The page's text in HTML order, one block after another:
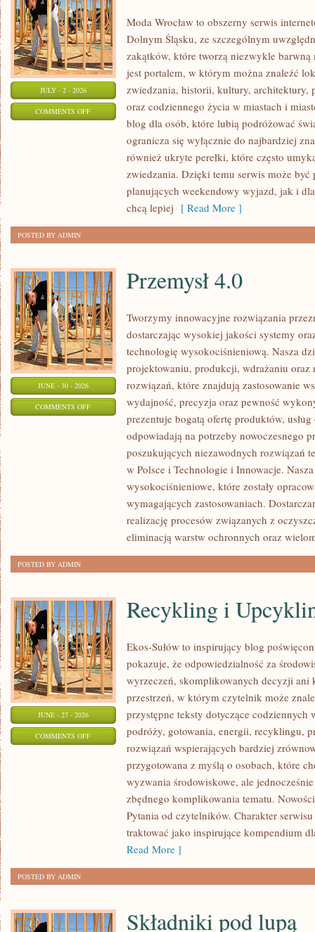
JULY - 2 - 2026
COMMENTS OFFON
WOJEWÓDZTWO
DOLNOŚLĄSKIE
Moda Wrocław to obszerny serwis
Dolnym Śląsku, ze szczególnym
zakątków, które tworzą niezwykle barwną
jest portalem, w którym można znaleźć
zwiedzania, historii, kultury, architektury,
oraz codziennego życia w miastach i
blog dla osób, które lubią podróżować
ogranicza się wyłącznie do najbardziej
również ukryte perełki, które często
zwiedzania. Dzięki temu serwis może
planujących weekendowy wyjazd, jak i
chcą lepiej [ Read More ]
POSTED BY ADMIN
JUNE - 30 - 2026
COMMENTS OFFON
PRZEMYSŁ
Przemysł 4.0
Tworzymy innowacyjne rozwiązania
dostarczając wysokiej jakości systemy
technologię wysokociśnieniową. Nasza
projektowaniu, produkcji, wdrażaniu oraz
rozwiązań, które znajdują zastosowanie
wydajność, precyzja oraz pewność
prezentuje bogatą ofertę produktów,
odpowiadają na potrzeby nowoczesnego
poszukujących niezawodnych rozwiązań
w Polsce i Technologie i Innowacje.
wysokociśnieniowe, które zostały
wymagających zastosowaniach.
realizację procesów związanych z
eliminacją warstw ochronnych oraz
POSTED BY ADMIN
JUNE - 27 - 2026
COMMENTS OFFON
RECYKLING
UPCYKLING
Recykling i
Ekos-Sułów to inspirujący blog
pokazuje, że odpowiedzialność za
wyrzeczeń, skomplikowanych decyzji ani
przestrzeń, w którym czytelnik może
przystępne teksty dotyczące
podróży, gotowania, energii, recyklingu,
rozwiązań wspierających bardziej
przygotowana z myślą o osobach, które
wyzwania środowiskowe, ale
zbędnego komplikowania tematu.
Pytania od czytelników. Charakter
traktować jako inspirujące kompendium
Read More ]
POSTED BY ADMIN
Składniki pod lupą